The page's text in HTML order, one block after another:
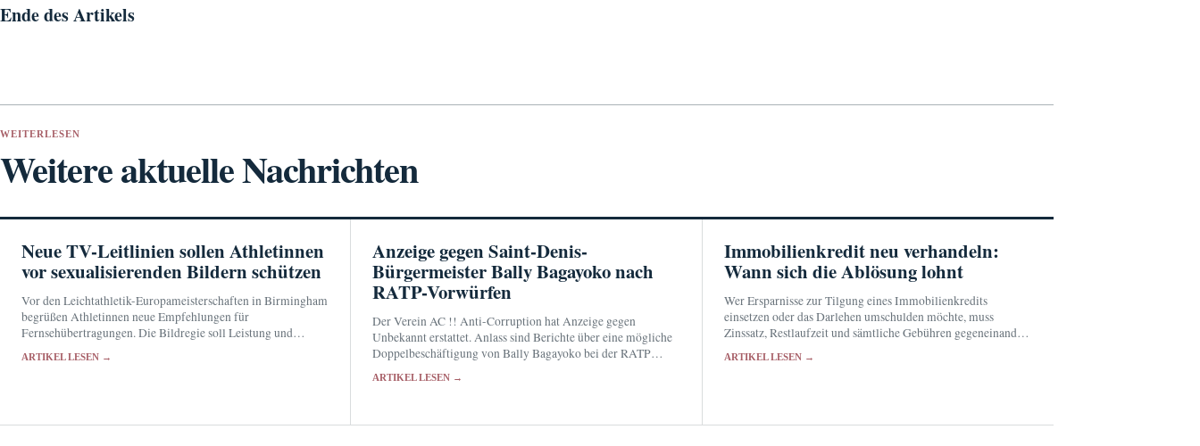
Ende des Artikels
WEITERLESEN
Weitere aktuelle Nachrichten
Neue TV-Leitlinien sollen Athletinnen
vor sexualisierenden Bildern schützen
Vor den Leichtathletik-Europameisterschaften in Birmingham
begrüßen Athletinnen neue Empfehlungen für
Fernsehübertragungen. Die Bildregie soll Leistung und
Perspektiven auf ihren Körper zu reduzieren.
ARTIKEL LESEN →
Anzeige gegen Saint-Denis-
Bürgermeister Bally Bagayoko nach
RATP-Vorwürfen
Der Verein AC !! Anti-Corruption hat Anzeige gegen
Unbekannt erstattet. Anlass sind Berichte über eine mögliche
Doppelbeschäftigung von Bally Bagayoko bei der RATP
ARTIKEL LESEN →
Immobilienkredit neu verhandeln:
Wann sich die Ablösung lohnt
Wer Ersparnisse zur Tilgung eines Immobilienkredits
einsetzen oder das Darlehen umschulden möchte, muss
Zinssatz, Restlaufzeit und sämtliche Gebühren gegeneinander
Empfehlung.
ARTIKEL LESEN →